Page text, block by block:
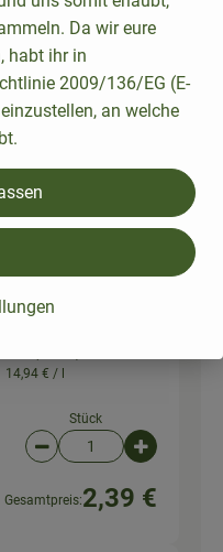
Walnusskerne, halbe
(100g)
34,90 € /kg
Artikelanzahl
14,94 € / l
Stück
Artikelanzahl
Gesamtpreis:2,39 €
Da wir eure
habt ihr in
2009/136/EG (E-
an welche